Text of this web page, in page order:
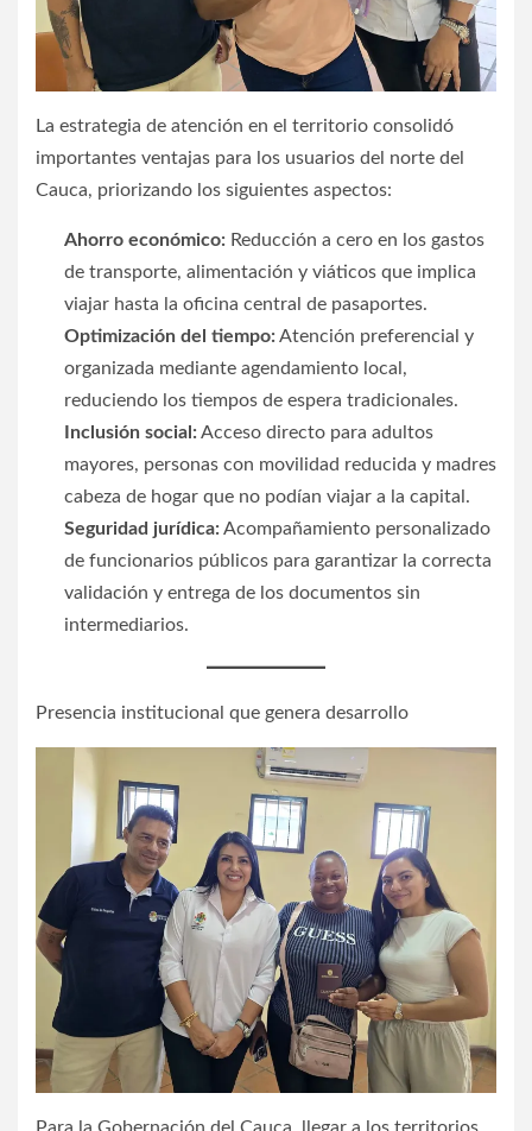
La estrategia de atención en el territorio consolidó
importantes ventajas para los usuarios del norte del
Cauca, priorizando los siguientes aspectos:
Ahorro económico: Reducción a cero en los gastos
de transporte, alimentación y viáticos que implica
viajar hasta la oficina central de pasaportes.
Optimización del tiempo:Atención preferencial y
organizada mediante agendamiento local,
reduciendo los tiempos de espera tradicionales.
Inclusión social:Acceso directo para adultos
mayores, personas con movilidad reducida y madres
cabeza de hogar que no podían viajar a la capital.
Seguridad jurídica:Acompañamiento personalizado
de funcionarios públicos para garantizar la correcta
validación y entrega de los documentos sin
intermediarios.
Presencia institucional que genera desarrollo
Para la Gobernación del Cauca, llegar a los territorios